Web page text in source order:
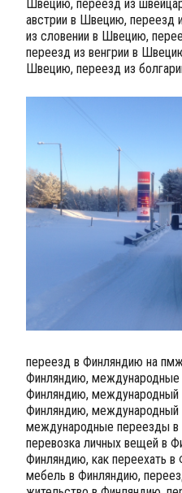
Швецию, переезд из
австрии в Швецию, переезд
из словении в Швецию,
переезд из венгрии в
Швецию, переезд из
переезд в Финляндию на
Финляндию, международные
Финляндию, международный
Финляндию,
международные переезды
перевозка личных вещей в
Финляндию, как переехать в
мебель в Финляндию,